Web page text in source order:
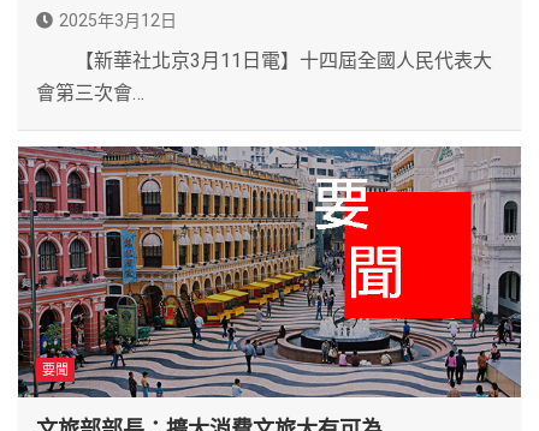
2025年3月12日
【新華社北京3月11日電】十四屆全國人民代表大
會第三次會…
要聞